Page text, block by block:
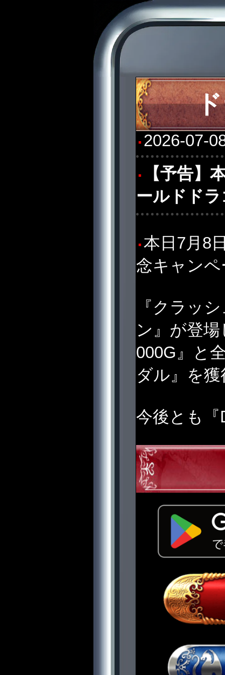
2026-07-
【予告】
ールドド
本日7月8
念キャン
『クラッ
ン』が登
000G』と
ダル』を
今後とも